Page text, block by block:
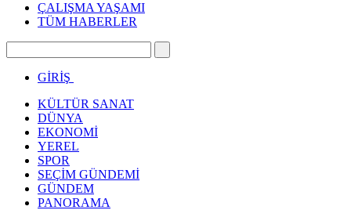
ÇALIŞMA YAŞAMI
TÜM HABERLER
GİRİŞ
KÜLTÜR SANAT
DÜNYA
EKONOMİ
YEREL
SPOR
SEÇİM GÜNDEMİ
GÜNDEM
PANORAMA